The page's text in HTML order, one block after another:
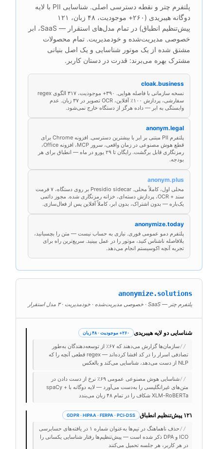
پلتفرم چتر و نقطه دسترسی اصلی. شناسایی PII با لایه
دوگانه هیبریدی (۲۶۰+ موجودیت، ۴۸ زبان، ۱۲۱
پیش‌تنظیم انطباق) در تمام مدل‌های استقرار — SaaS، ابر
خصوصی مدیریت‌شده و خودمدیریت. تمام محصولات
مشتق شده از یک موتور شناسایی و یک اصل بنیانی
مشترک بهره می‌برند: قدرت در دستان کاربر.
cloak.business
نسخه سازمانی با فاصله هوایی. ۳۹۰+ موجودیت، ۳۱۷ الگوی regex
سفارشی، پردازش ۱۰۰٪ آفلاین، OCR تصویر در ۳۷ زبان. عدم
وابستگی به ابر — داده هرگز از دستگاه خارج نمی‌شود.
anonym.legal
پلتفرم PII مبتنی بر ابر با بیشترین دسترسی. افزونه Chrome برای
قطع هوش مصنوعی در زمان واقعی، سرور MCP، افزونه Office،
رمزنگاری قابل برگشت. رایگان تا ۲۹ یورو در ماه — انطباق برای هر
بودجه.
anonym.plus
محلی اول، کاملاً محلی. Presidio sidecar بر روی دستگاه، ۷ فرمت
سند + OCR، پردازش دسته‌ای، خزانه رمزنگاری شده. مجوز دائمی
یک‌باره — بدون اشتراک، بدون ابر، کاملاً آفلاین پس از فعال‌سازی.
anonymize.today
پلتفرم دمو عمومی فوری. نیازی به حساب نیست — متن را بچسبانید،
بلافاصله ناشناس کنید، موتور را در عمل ببینید. سریع‌ترین راه برای
تجربه آنچه اکوسیستم انجام می‌دهد.
anonymize.solutions
پلتفرم چتر — SaaS · خصوصی مدیریت‌شده · خودمدیریت · ۳ مدل استقرار
شناسایی دو لایه هیبریدی ۲۶۰+ موجودیت · ۴۸ زبان
//
سازمان‌ها گزارش می‌دهند که ۶۷٪ از توسعه‌دهندگان به‌طور
تصادفی اسرار را در کد افشا کرده‌اند — regex قطعی آنچه را که
NLP از دست می‌دهد، شناسایی می‌کند و بالعکس
//
شناسایی هوش مصنوعی عمومی ۶۹٪ نرخ از دست دادن در
متن‌های غیرانگلیسی را به‌دست می‌آورد — لایه دوگانه با spaCy +
XLM-RoBERTa شکاف را در تمام ۴۸ زبان می‌بندد
۱۲۱ پیش‌تنظیم انطباق GDPR · HIPAA · FERPA · PCI-DSS
//
حذف ناهماهنگ در تیم‌ها به‌عنوان شماره ۱ در یافته‌های حسابرسی
ICO و DPA ذکر شده است — پیش‌تنظیم‌ها رفتار شناسایی یکسانی را
در هر کاربر، هر جلسه تحمیل می‌کنند